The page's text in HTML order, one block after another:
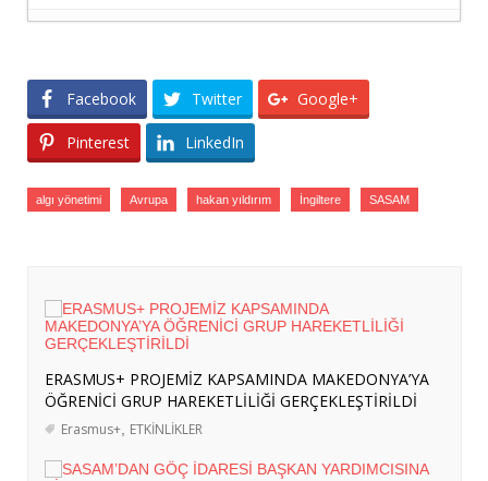
MEKKE SAVUNMA ANLAŞMASININ
SUUDİ BASININDA YANKISI
2026
İSRAİL BASININDA “MEKKE ORTAK
SAVUNMA ANLAŞMASI” ALGISI- 8
SAVUNMA ANLAŞMASI” ALGISI
Ağustos 2026
MAKEDONYA’YA ÖĞRENİCİ GRUP
HAREKETLİLİĞİ GERÇEKLEŞTİRİLDİ
Facebook Twitter Google+
Pinterest LinkedIn
algı yönetimi Avrupa hakan yıldırım İngiltere SASAM
ERASMUS+ PROJEMİZ KAPSAMINDA MAKEDONYA’YA
ÖĞRENİCİ GRUP HAREKETLİLİĞİ GERÇEKLEŞTİRİLDİ
Erasmus+ ETKİNLİKLER